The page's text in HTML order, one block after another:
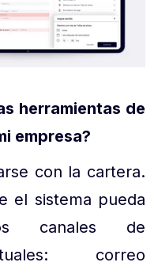
herramientas de
empresa?
con la cartera.
el sistema pueda
canales de
correo